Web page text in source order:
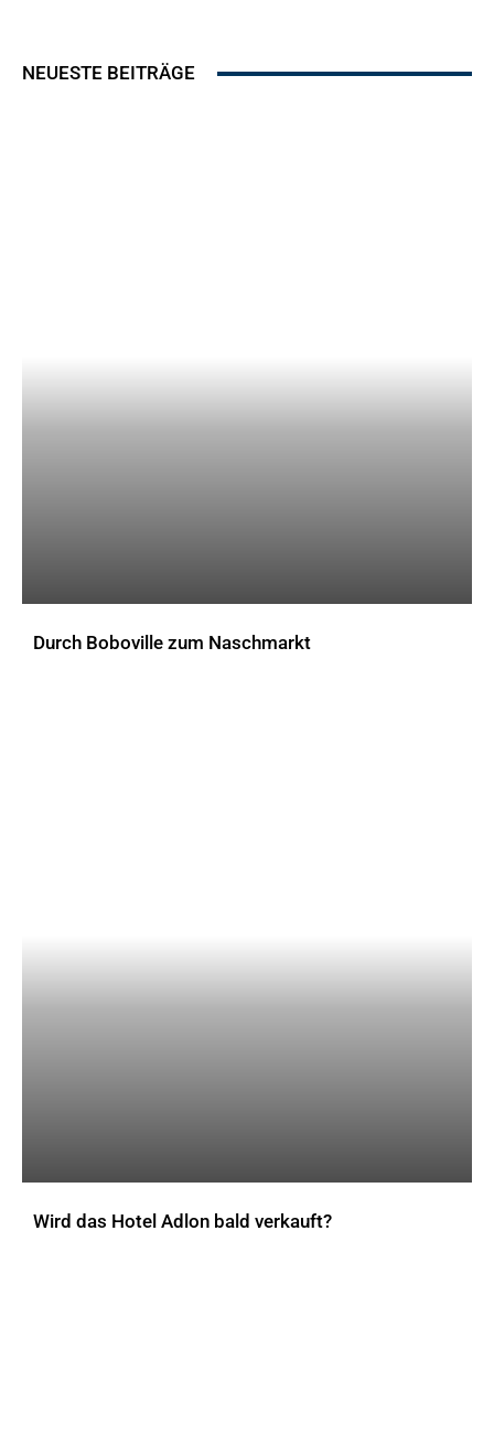
NEUESTE BEITRÄGE
Durch Boboville zum Naschmarkt
Wird das Hotel Adlon bald verkauft?